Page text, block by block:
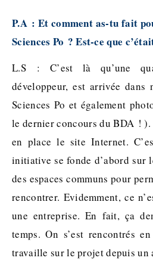
P.A : Et comment as-tu fait
Sciences Po ? Est-ce que
L.S : C’est là qu’une
développeur, est arrivée
Sciences Po et également
le dernier concours du BDA ! ).
en place le site Internet.
initiative se fonde d’abord sur
des espaces communs pour
rencontrer. Evidemment, ce
une entreprise. En fait, ça
temps. On s’est rencontrés
travaille sur le projet depuis un